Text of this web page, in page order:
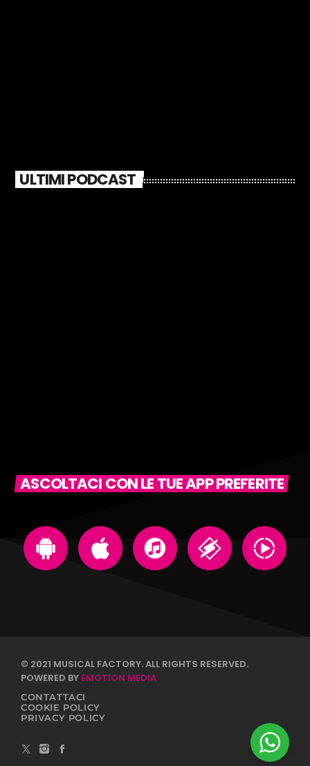
ULTIMI PODCAST
ASCOLTACI CON LE TUE APP PREFERITE
© 2021 MUSICAL FACTORY. ALL RIGHTS RESERVED.
POWERED BY EMOTION MEDIA
CONTATTACI
COOKIE POLICY
PRIVACY POLICY